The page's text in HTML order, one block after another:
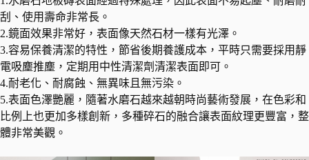
刮、使用壽命非常長。
2.鏡面效果非常好，表面像天然石材一樣有光澤。
3.容易保養清潔的特性，節省後期養護成本，平時只需要採用靜
電吸塵推塵，定期用中性清潔劑清潔表面即可。
4.耐老化、耐腐蝕、無異味且無污染。
5.表面色澤艷麗，隨著水磨石越來越朝時尚藝術發展，在色彩和
比例上也更加多樣創新，多種碎石的融合讓表面紋理更豐富，整
體非常美觀。